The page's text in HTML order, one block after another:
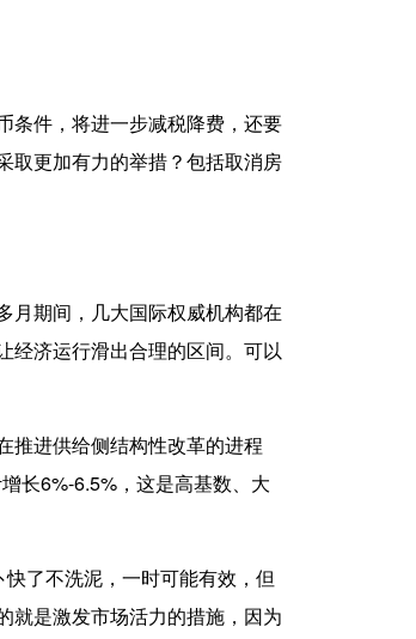
件，将进一步减税降费，还要
取更加有力的举措？包括取消房
期间，几大国际权威机构都在
经济运行滑出合理的区间。可以
进供给侧结构性改革的进程
长6%-6.5%，这是高基数、大
了不洗泥，一时可能有效，但
就是激发市场活力的措施，因为